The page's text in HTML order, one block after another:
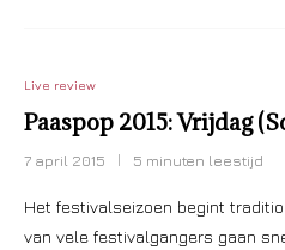
Live review
Paaspop 2015: Vrijdag
7 april 2015 5 minuten leestijd
Het festivalseizoen begint
van vele festivalgangers gaan